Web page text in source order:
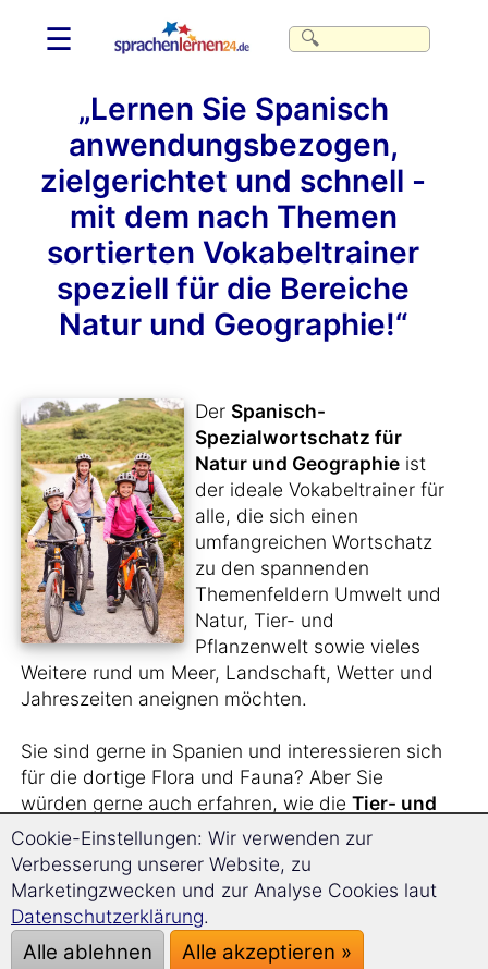
☰
„Lernen Sie Spanisch
anwendungsbezogen,
zielgerichtet und schnell -
mit dem nach Themen
sortierten Vokabeltrainer
speziell für die Bereiche
Natur und Geographie!“
Der Spanisch-
Spezialwortschatz für
Natur und Geographie ist
der ideale Vokabeltrainer für
alle, die sich einen
umfangreichen Wortschatz
zu den spannenden
Themenfeldern Umwelt und
Natur, Tier- und
Pflanzenwelt sowie vieles
Weitere rund um Meer, Landschaft, Wetter und
Jahreszeiten aneignen möchten.
Sie sind gerne in Spanien und interessieren sich
für die dortige Flora und Fauna? Aber Sie
würden gerne auch erfahren, wie die Tier- und
Pflanzenartenauf Spanisch heißen?
Sie sehen sich gernNaturfilme im Original an
und benötigen hierfür einen größeren
Wortschatz?
Cookie-Einstellungen: Wir verwenden zur
Verbesserung unserer Website, zu
Marketingzwecken und zur Analyse Cookies laut
Datenschutzerklärung.
Alle ablehnen Alle akzeptieren »